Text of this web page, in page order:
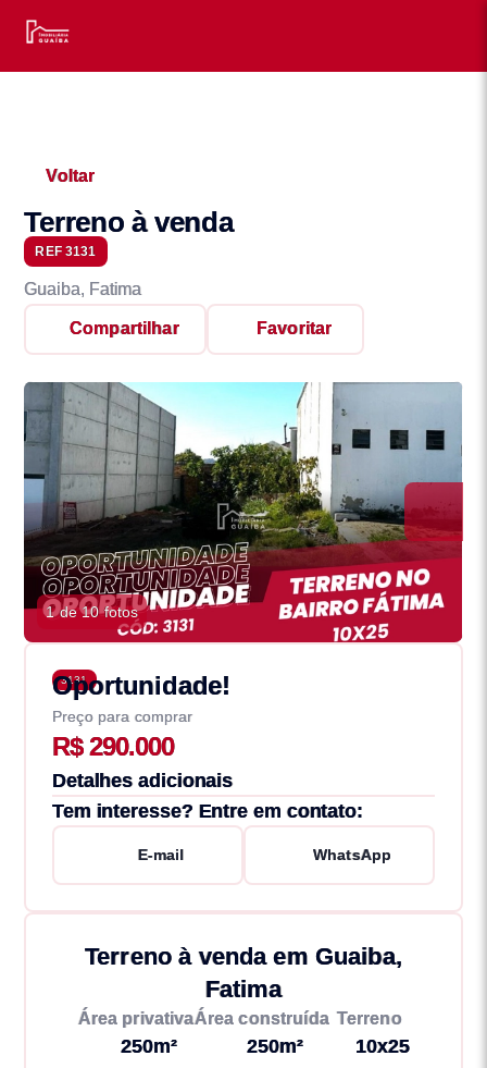
Voltar
Terreno à venda
REF 3131
Guaiba, Fatima
Compartilhar Favoritar
1 de 10 fotos
3131
Oportunidade!
Preço para comprar
R$ 290.000
Detalhes adicionais
Tem interesse? Entre em contato:
E-mail WhatsApp
Terreno à venda em Guaiba,
Fatima
Área privativa
250m²
Área construída
250m²
Terreno
10x25